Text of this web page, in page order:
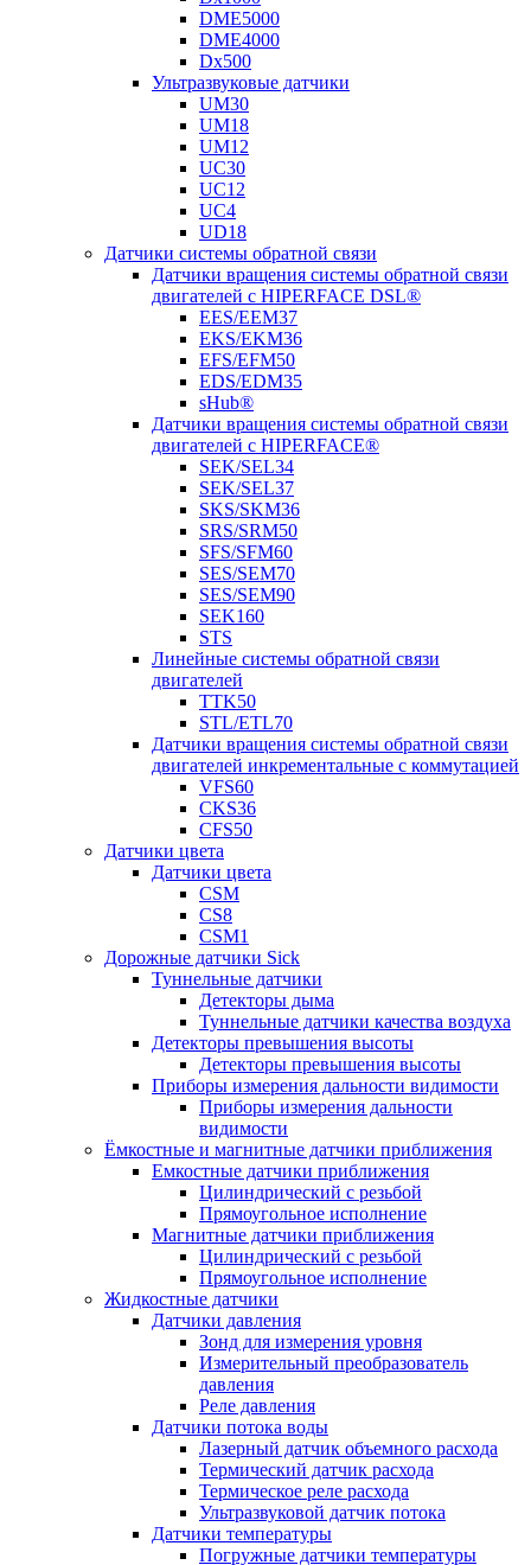
DME5000
DME4000
Dx500
Ультразвуковые датчики
UM30
UM18
UM12
UC30
UC12
UC4
UD18
Датчики системы обратной связи
Датчики вращения системы обратной связи
двигателей с HIPERFACE DSL®
EES/EEM37
EKS/EKM36
EFS/EFM50
EDS/EDM35
sHub®
Датчики вращения системы обратной связи
двигателей с HIPERFACE®
SEK/SEL34
SEK/SEL37
SKS/SKM36
SRS/SRM50
SFS/SFM60
SES/SEM70
SES/SEM90
SEK160
STS
Линейные системы обратной связи
двигателей
TTK50
STL/ETL70
Датчики вращения системы обратной связи
двигателей инкрементальные с коммутацией
VFS60
CKS36
CFS50
Датчики цвета
Датчики цвета
CSM
CS8
CSM1
Дорожные датчики Sick
Туннельные датчики
Детекторы дыма
Туннельные датчики качества воздуха
Детекторы превышения высоты
Детекторы превышения высоты
Приборы измерения дальности видимости
Приборы измерения дальности
видимости
Ёмкостные и магнитные датчики приближения
Емкостные датчики приближения
Цилиндрический с резьбой
Прямоугольное исполнение
Магнитные датчики приближения
Цилиндрический с резьбой
Прямоугольное исполнение
Жидкостные датчики
Датчики давления
Зонд для измерения уровня
Измерительный преобразователь
давления
Реле давления
Датчики потока воды
Лазерный датчик объемного расхода
Термический датчик расхода
Термическое реле расхода
Ультразвуковой датчик потока
Датчики температуры
Погружные датчики температуры